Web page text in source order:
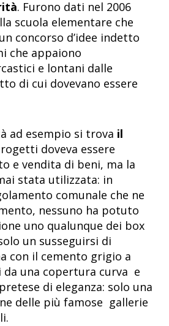
. Furono dati nel 2006
scuola elementare che
concorso d’idee indetto
che appaiono
e lontani dalle
di cui dovevano essere
ad esempio si trova il
doveva essere
e vendita di beni, ma la
stata utilizzata: in
comunale che ne
nessuno ha potuto
uno qualunque dei box
un susseguirsi di
con il cemento grigio a
una copertura curva e
di eleganza: solo una
delle più famose gallerie